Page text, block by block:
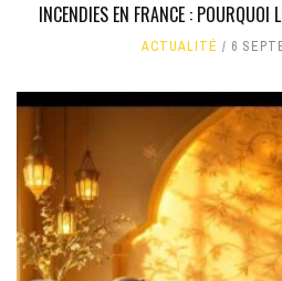
INCENDIES EN FRANCE : POURQUOI
ACTUALITÉ 6